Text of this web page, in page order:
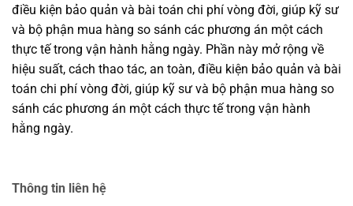
điều kiện bảo quản và bài toán chi phí vòng đời, giúp kỹ sư
và bộ phận mua hàng so sánh các phương án một cách
thực tế trong vận hành hằng ngày. Phần này mở rộng về
hiệu suất, cách thao tác, an toàn, điều kiện bảo quản và bài
toán chi phí vòng đời, giúp kỹ sư và bộ phận mua hàng so
sánh các phương án một cách thực tế trong vận hành
hằng ngày.
Thông tin liên hệ